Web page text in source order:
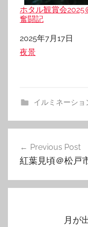
ホタル観賞会
奮闘記
日付
2025年7月17日
関連理由
夜景
イルミネーショ
ビ
Previous Post
紅葉見頃＠松戸
月が